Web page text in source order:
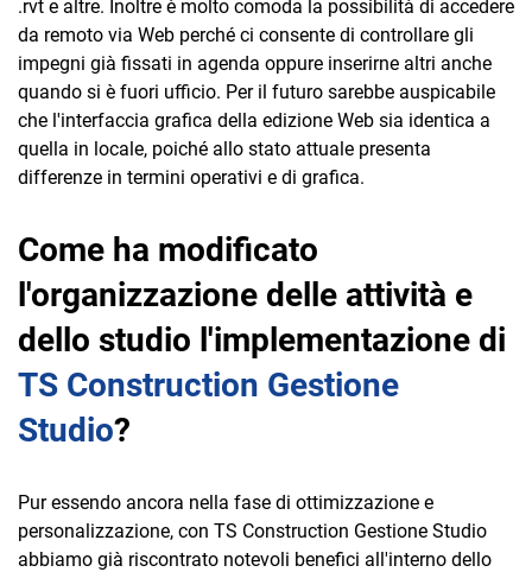
.rvt e altre. Inoltre è molto comoda la possibilità di accedere
da remoto via Web perché ci consente di controllare gli
impegni già fissati in agenda oppure inserirne altri anche
quando si è fuori ufficio. Per il futuro sarebbe auspicabile
che l'interfaccia grafica della edizione Web sia identica a
quella in locale, poiché allo stato attuale presenta
differenze in termini operativi e di grafica.
Come ha modificato
l'organizzazione delle attività e
dello studio l'implementazione di
TS Construction Gestione
Studio?
Pur essendo ancora nella fase di ottimizzazione e
personalizzazione, con TS Construction Gestione Studio
abbiamo già riscontrato notevoli benefici all'interno dello